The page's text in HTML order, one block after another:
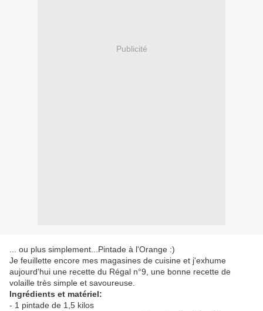
Publicité
... ou plus simplement...Pintade à l'Orange :)
Je feuillette encore mes magasines de cuisine et j'exhume
aujourd'hui une recette du Régal n°9, une bonne recette de
volaille très simple et savoureuse.
Ingrédients et matériel:
- 1 pintade de 1,5 kilos